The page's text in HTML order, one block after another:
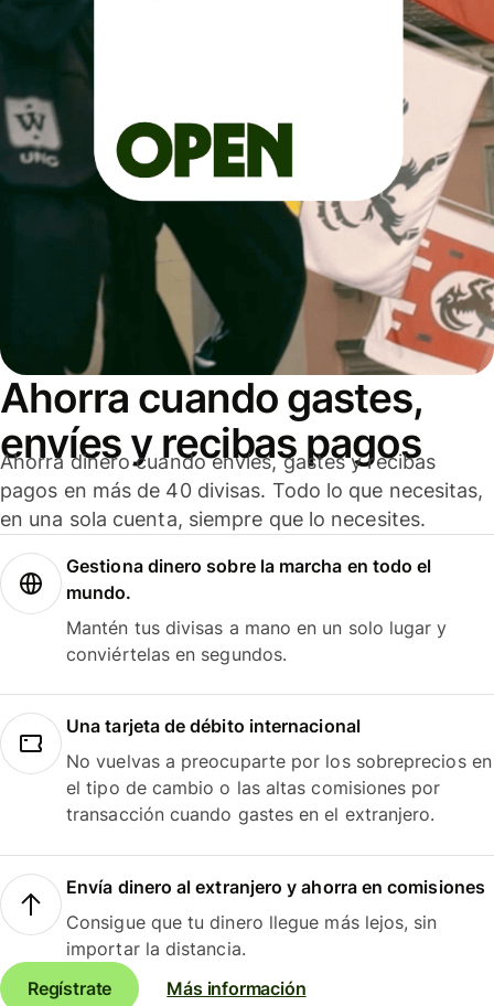
Ahorra cuando gastes,
envíes y recibas pagos
Ahorra dinero cuando envíes, gastes y recibas
pagos en más de 40 divisas. Todo lo que necesitas,
en una sola cuenta, siempre que lo necesites.
Gestiona dinero sobre la marcha en todo el
mundo.
Mantén tus divisas a mano en un solo lugar y
conviértelas en segundos.
Una tarjeta de débito internacional
No vuelvas a preocuparte por los sobreprecios en
el tipo de cambio o las altas comisiones por
transacción cuando gastes en el extranjero.
Envía dinero al extranjero y ahorra en comisiones
Consigue que tu dinero llegue más lejos, sin
importar la distancia.
Regístrate
Más información